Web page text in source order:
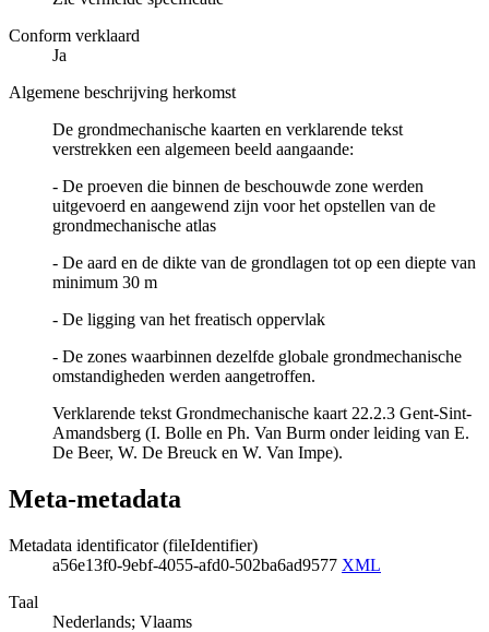
Conform verklaard
Ja
Algemene beschrijving herkomst
De grondmechanische kaarten en verklarende tekst
verstrekken een algemeen beeld aangaande:
- De proeven die binnen de beschouwde zone werden
uitgevoerd en aangewend zijn voor het opstellen van de
grondmechanische atlas
- De aard en de dikte van de grondlagen tot op een diepte van
minimum 30 m
- De ligging van het freatisch oppervlak
- De zones waarbinnen dezelfde globale grondmechanische
omstandigheden werden aangetroffen.
Verklarende tekst Grondmechanische kaart 22.2.3 Gent-Sint-
Amandsberg (I. Bolle en Ph. Van Burm onder leiding van E.
De Beer, W. De Breuck en W. Van Impe).
Meta-metadata
Metadata identificator (fileIdentifier)
a56e13f0-9ebf-4055-afd0-502ba6ad9577 XML
Taal
Nederlands; Vlaams